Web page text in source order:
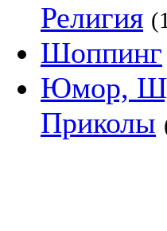
Религия
Шоппинг
Юмор,
Приколы